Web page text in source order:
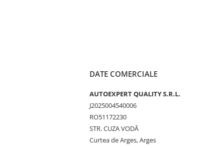
DATE COMERCIALE
AUTOEXPERT QUALITY S.R.L.
J2025004540006
RO51172230
STR. CUZA VODĂ
Curtea de Arges, Arges